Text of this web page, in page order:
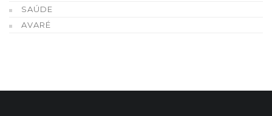
SAÚDE
AVARÉ